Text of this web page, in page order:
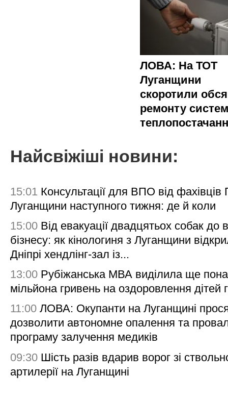
ЛОВА: На ТОТ
Луганщини
скоротили
ремонту
Найсвіжіші новини:
15:01 Консультації для ВПО від
Луганщини наступного тижня: де й коли
15:00 Від евакуації двадцятьох собак до
бізнесу: як кінологиня з Луганщини
Дніпрі хендлінг-зал із...
13:00 Рубіжанська МВА виділила ще
мільйона гривень на оздоровлення дітей
11:00 ЛОВА: Окупанти на Луганщині
дозволити автономне опалення та
програму залучення медиків
09:30 Шість разів вдарив ворог зі
артилерії на Луганщині